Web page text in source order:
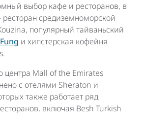
выбор кафе и ресторанов, в
средиземноморской
популярный тайваньский
и хипстерская кофейня
центра Mall of the Emirates
с отелями Sheraton и
также работает ряд
включая Besh Turkish